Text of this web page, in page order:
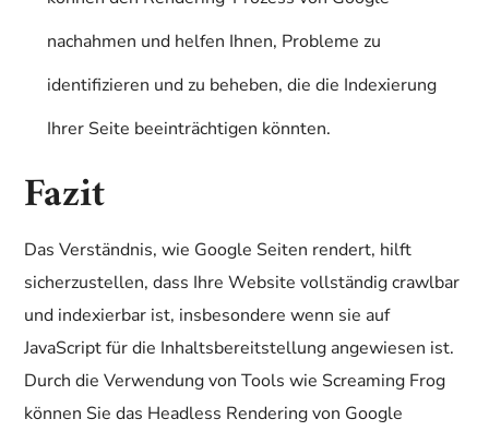
nachahmen und helfen Ihnen, Probleme zu
identifizieren und zu beheben, die die Indexierung
Ihrer Seite beeinträchtigen könnten.
Fazit
Das Verständnis, wie Google Seiten rendert, hilft
sicherzustellen, dass Ihre Website vollständig crawlbar
und indexierbar ist, insbesondere wenn sie auf
JavaScript für die Inhaltsbereitstellung angewiesen ist.
Durch die Verwendung von Tools wie Screaming Frog
können Sie das Headless Rendering von Google